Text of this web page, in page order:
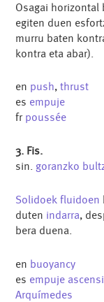
Osagai horizontal
egiten duen
murru baten
kontra eta abar).
en push,thrust
es empuje
fr poussée
3. Fis.
sin. goranzko
Solidoek fluidoen
duten indarra,
bera duena.
en buoyancy
es empuje
Arquímedes